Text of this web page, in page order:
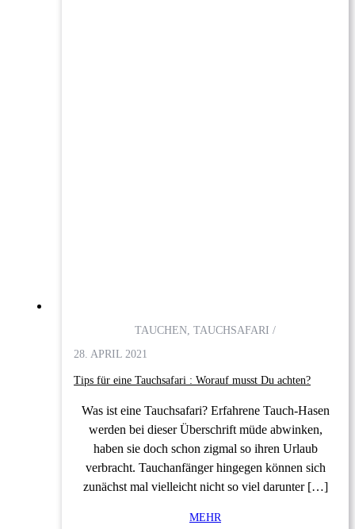
TAUCHEN, TAUCHSAFARI /
28. APRIL 2021
Tips für eine Tauchsafari : Worauf musst Du achten?
Was ist eine Tauchsafari? Erfahrene Tauch-Hasen
werden bei dieser Überschrift müde abwinken,
haben sie doch schon zigmal so ihren Urlaub
verbracht. Tauchanfänger hingegen können sich
zunächst mal vielleicht nicht so viel darunter […]
MEHR